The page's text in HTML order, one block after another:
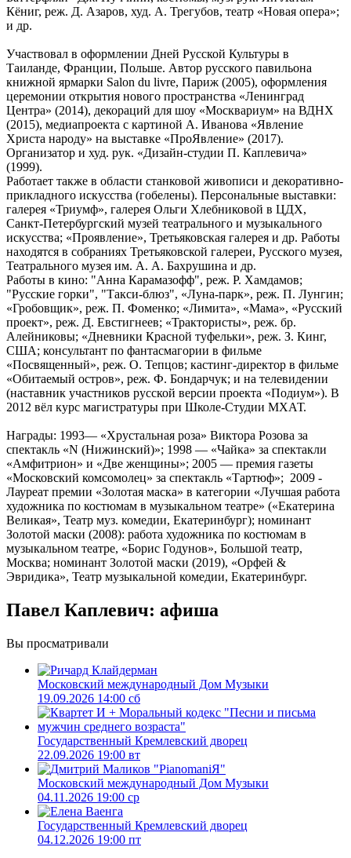
Кёниг, реж. Д. Азаров, худ. А. Трегубов, театр «Новая опера»;
и др.
Участвовал в оформлении Дней Русской Культуры в
Таиланде, Франции, Польше. Автор русского павильона
книжной ярмарки Salon du livre, Париж (2005), оформления
церемонии открытия нового пространства «Ленинград
Центра» (2014), декораций для шоу «Москвариум» на ВДНХ
(2015), медиапроекта с картиной А. Иванова «Явление
Христа народу» на выставке «ПроЯвление» (2017).
Организатор и худ. рук. «Дизайн-студии П. Каплевича»
(1999).
Работает также в области станковой живописи и декоративно-
прикладного искусства (гобелены). Персональные выставки:
галерея «Триумф», галерея Ольги Хлебниковой в ЦДХ,
Санкт-Петербургский музей театрального и музыкального
искусства; «Проявление», Третьяковская галерея и др. Работы
находятся в собраниях Третьяковской галереи, Русского музея,
Театрального музея им. А. А. Бахрушина и др.
Работы в кино: "Анна Карамазофф", реж. Р. Хамдамов;
"Русские горки", "Такси-блюз", «Луна-парк», реж. П. Лунгин;
«Гробовщик», реж. П. Фоменко; «Лимита», «Мама», «Русский
проект», реж. Д. Евстигнеев; «Трактористы», реж. бр.
Алейниковы; «Дневники Красной туфельки», реж. З. Кинг,
США; консультант по фантасмагории в фильме
«Посвященный», реж. О. Тепцов; кастинг-директор в фильме
«Обитаемый остров», реж. Ф. Бондарчук; и на телевидении
(наставник участников русской версии проекта «Подиум»). В
2012 вёл курс магистратуры при Школе-Студии МХАТ.
Награды: 1993— «Хрустальная роза» Виктора Розова за
спектакль «N (Нижинский)»; 1998 — «Чайка» за спектакли
«Амфитрион» и «Две женщины»; 2005 — премия газеты
«Московский комсомолец» за спектакль «Тартюф»; 2009 -
Лауреат премии «Золотая маска» в категории «Лучшая работа
художника по костюмам в музыкальном театре» («Екатерина
Великая», Театр муз. комедии, Екатеринбург); номинант
Золотой маски (2008): работа художника по костюмам в
музыкальном театре, «Борис Годунов», Большой театр,
Москва; номинант Золотой маски (2019), «Орфей &
Эвридика», Театр музыкальной комедии, Екатеринбург.
Павел Каплевич: афиша
Вы просматривали
Московский международный Дом Музыки
19.09.2026 14:00 сб
Государственный Кремлевский дворец
22.09.2026 19:00 вт
Московский международный Дом Музыки
04.11.2026 19:00 ср
Государственный Кремлевский дворец
04.12.2026 19:00 пт